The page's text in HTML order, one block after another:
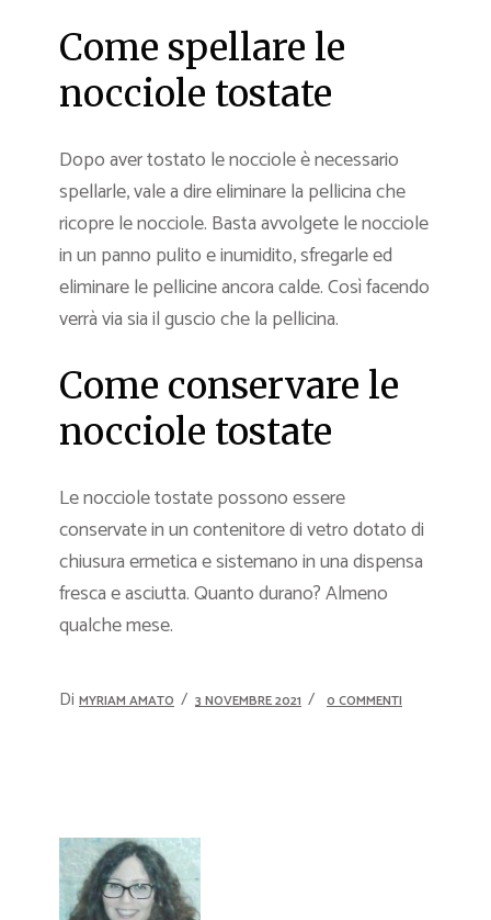
Come spellare le
nocciole tostate
Dopo aver tostato le nocciole è necessario
spellarle, vale a dire eliminare la pellicina che
ricopre le nocciole. Basta avvolgete le nocciole
in un panno pulito e inumidito, sfregarle ed
eliminare le pellicine ancora calde. Così facendo
verrà via sia il guscio che la pellicina.
Come conservare le
nocciole tostate
Le nocciole tostate possono essere
conservate in un contenitore di vetro dotato di
chiusura ermetica e sistemano in una dispensa
fresca e asciutta. Quanto durano? Almeno
qualche mese.
Di MYRIAM AMATO 3 NOVEMBRE 2021 0 COMMENTI